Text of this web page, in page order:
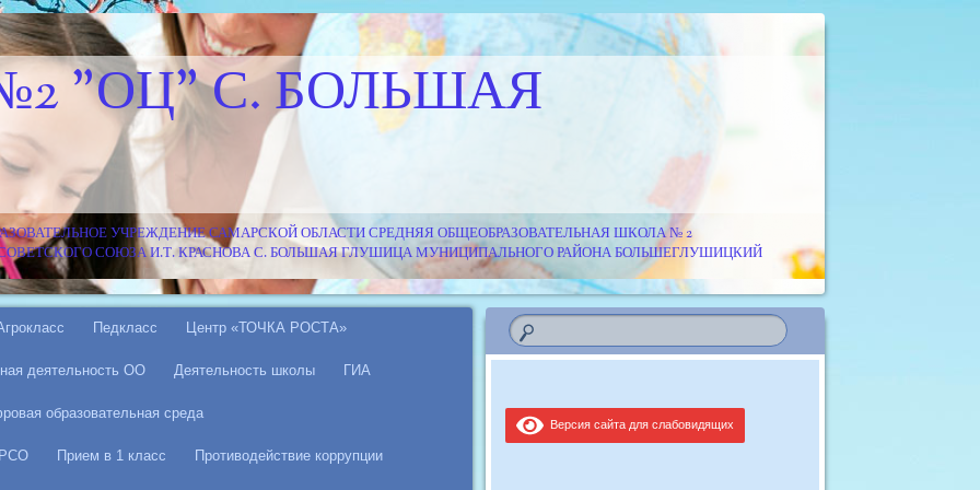
"ОЦ" С. БОЛЬШАЯ
УЧРЕЖДЕНИЕ САМАРСКОЙ ОБЛАСТИ СРЕДНЯЯ ОБЩЕОБРАЗОВАТЕЛЬНАЯ ШКОЛА № 2
СОВЕТСКОГО СОЮЗА И.Т. КРАСНОВА С. БОЛЬШАЯ ГЛУШИЦА МУНИЦИПАЛЬНОГО РАЙОНА БОЛЬШЕГЛУШИЦКИЙ
Педкласс Центр «ТОЧКА РОСТА»
деятельность ОО Деятельность школы ГИА
образовательная среда
Прием в 1 класс Противодействие коррупции
Версия сайта для слабовидящих